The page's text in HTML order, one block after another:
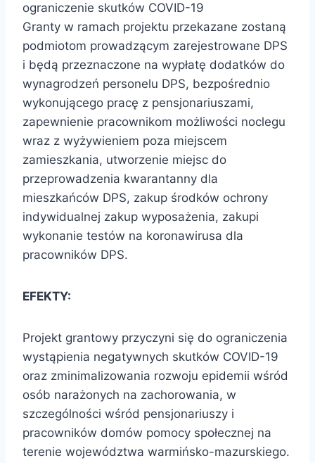
ograniczenie skutków COVID-19
Granty w ramach projektu przekazane zostaną
podmiotom prowadzącym zarejestrowane DPS
i będą przeznaczone na wypłatę dodatków do
wynagrodzeń personelu DPS, bezpośrednio
wykonującego pracę z pensjonariuszami,
zapewnienie pracownikom możliwości noclegu
wraz z wyżywieniem poza miejscem
zamieszkania, utworzenie miejsc do
przeprowadzenia kwarantanny dla
mieszkańców DPS, zakup środków ochrony
indywidualnej zakup wyposażenia, zakupi
wykonanie testów na koronawirusa dla
pracowników DPS.
EFEKTY:
Projekt grantowy przyczyni się do ograniczenia
wystąpienia negatywnych skutków COVID-19
oraz zminimalizowania rozwoju epidemii wśród
osób narażonych na zachorowania, w
szczególności wśród pensjonariuszy i
pracowników domów pomocy społecznej na
terenie województwa warmińsko-mazurskiego.